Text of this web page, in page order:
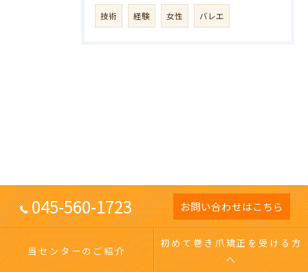
技術 経験 女性 バレエ
045-560-1723 お問い合わせはこちら
当センターのご紹介
初めて巻き爪矯正を受ける方
へ